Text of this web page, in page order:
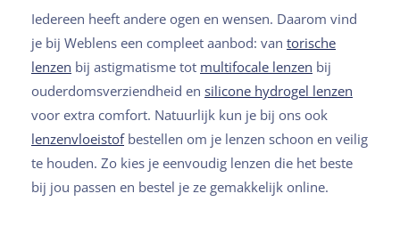
Iedereen heeft andere ogen en wensen. Daarom vind
je bij Weblens een compleet aanbod: van torische
lenzen bij astigmatisme tot multifocale lenzen bij
ouderdomsverziendheid en silicone hydrogel lenzen
voor extra comfort. Natuurlijk kun je bij ons ook
lenzenvloeistofbestellen om je lenzen schoon en veilig
te houden. Zo kies je eenvoudig lenzen die het beste
bij jou passen en bestel je ze gemakkelijk online.